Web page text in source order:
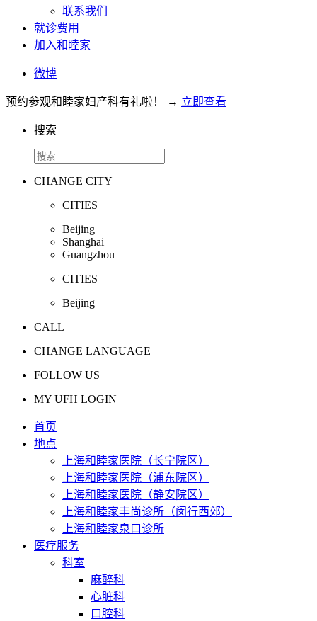
联系我们
就诊费用
加入和睦家
微博
预约参观和睦家妇产科有礼啦！ → 立即查看
搜索
CHANGE CITY
CITIES
Beijing
Shanghai
Guangzhou
CITIES
Beijing
CALL
CHANGE LANGUAGE
FOLLOW US
MY UFH LOGIN
首页
地点
上海和睦家医院（长宁院区）
上海和睦家医院（浦东院区）
上海和睦家医院（静安院区）
上海和睦家丰尚诊所（闵行西郊）
上海和睦家泉口诊所
医疗服务
科室
麻醉科
心脏科
口腔科